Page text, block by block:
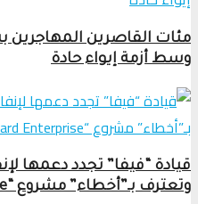
مئات القاصرين المهاجرين
وسط أزمة إيواء حادة
قيادة “فيفا” تجدد دعمها
وتعترف بـ”أخطاء” مشروع “FIFA Forward Enterprise”